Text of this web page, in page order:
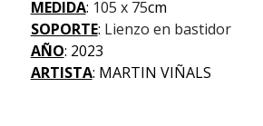
MEDIDA: 105 x 75cm
SOPORTE: Lienzo en bastidor
AÑO: 2023
ARTISTA: MARTIN VIÑALS